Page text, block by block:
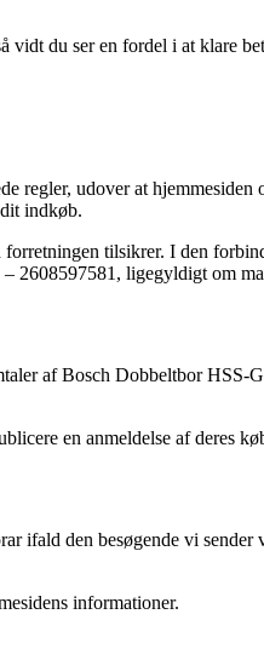
vidt du ser en fordel i at klare
regler, udover at hjemmesiden
indkøb.
tilsikrer. I den
2608597581, ligegyldigt om
af Bosch Dobbeltbor HSS-
en anmeldelse af deres
ifald den besøgende vi sender
informationer.